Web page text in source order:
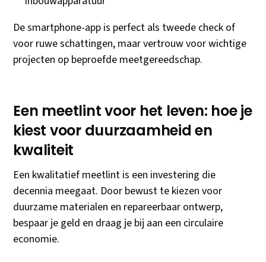
De smartphone-app is perfect als tweede check of
voor ruwe schattingen, maar vertrouw voor wichtige
projecten op beproefde meetgereedschap.
Een meetlint voor het leven: hoe je
kiest voor duurzaamheid en
kwaliteit
Een kwalitatief meetlint is een investering die
decennia meegaat. Door bewust te kiezen voor
duurzame materialen en repareerbaar ontwerp,
bespaar je geld en draag je bij aan een circulaire
economie.